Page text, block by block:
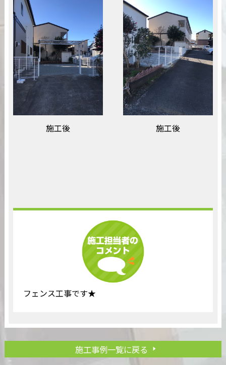
施工後 施工後
フェンス工事です★
施工事例一覧に戻る